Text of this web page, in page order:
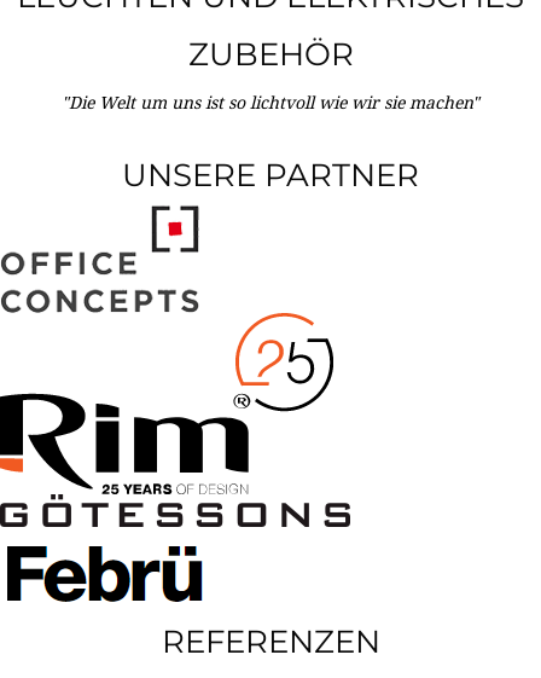
ZUBEHÖR
"Die Welt um uns ist so lichtvoll wie wir sie machen"
UNSERE PARTNER
REFERENZEN